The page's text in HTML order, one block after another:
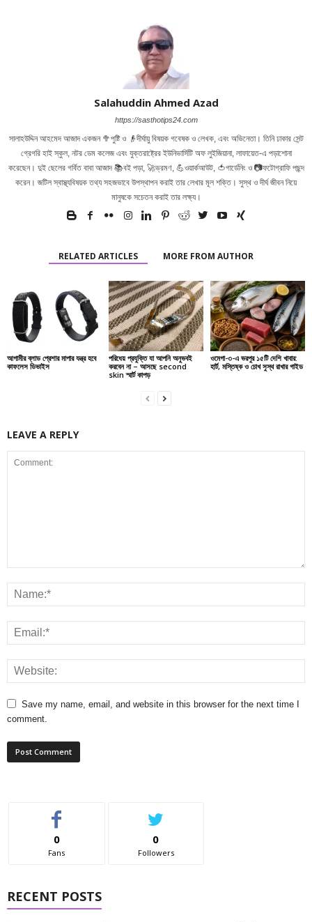
Salahuddin Ahmed Azad
https://sasthotips24.com
সালাহউদ্দিন আহমেদ আজাদ একজন 🥦পুষ্টি ও 👴দীর্ঘায়ু বিষয়ক গবেষক ও লেখক, এবং অভিনেতা। তিনি ঢাকার সেন্ট
গ্রেগরি হাই স্কুল, নটর ডেম কলেজ এবং যুক্তরাষ্ট্রের ইউনিভার্সিটি অফ লুইজিয়ানা, লাফায়েত-এ পড়াশোনা
করেছেন। দুই ছেলের গর্বিত বাবা আজাদ 📚বই পড়া, 🚀ভ্রমণ, 💪ওয়ার্কআউট, 🍅গার্ডেনিং ও 📷ফটোগ্রাফি পছন্দ
করেন। জটিল স্বাস্থ্যবিষয়ক তথ্য সহজভাবে উপস্থাপন করাই তার লেখার মূল শক্তি। সুস্থ ও দীর্ঘ জীবন নিয়ে
মানুষকে সচেতন করাই তার লক্ষ্য।
RELATED ARTICLES MORE FROM AUTHOR
আগামীর ব্লাড প্রেশার মাপার যন্ত্র হবে
কাফলেস ডিভাইস
পরিধেয় প্রযুক্তি যা আপনি অনুভবই
করবেন না – আসছে second
skin স্মার্ট কাপড়
ওমেগা-৩-এ ভরপুর ১৫টি দেশি খাবার:
হার্ট, মস্তিষ্ক ও চোখ সুস্থ রাখার গাইড
LEAVE A REPLY
Save my name, email, and website in this browser for the next time I
comment.
0
Fans
0
Followers
RECENT POSTS